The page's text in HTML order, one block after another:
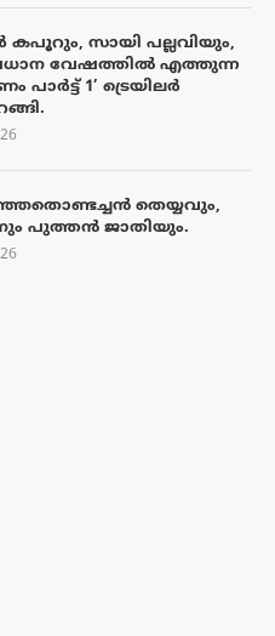
സായി പല്ലവിയും,
വേഷത്തിൽ എത്തുന്ന
പാർട്ട് 1’ ട്രെയിലർ
തെയ്യവും,
പുത്തൻ ജാതിയും.